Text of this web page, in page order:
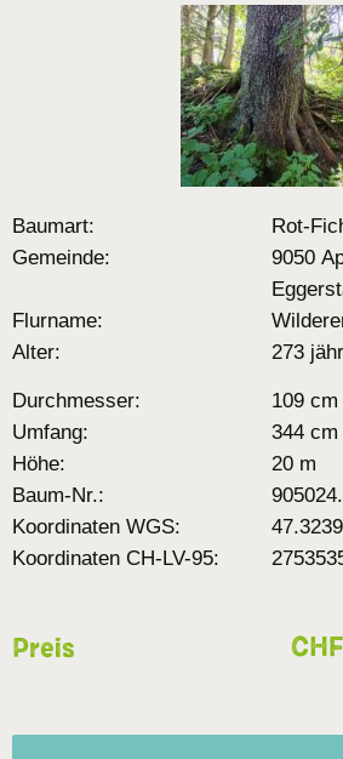
Baumart:
Rot-
Gemeinde:
9050
Flurname:
Alter:
273
Durchmesser:
109 cm
Umfang:
344 cm
Höhe:
20 m
Baum-Nr.:
Koordinaten WGS:
Koordinaten CH-LV-95:
Preis CHF